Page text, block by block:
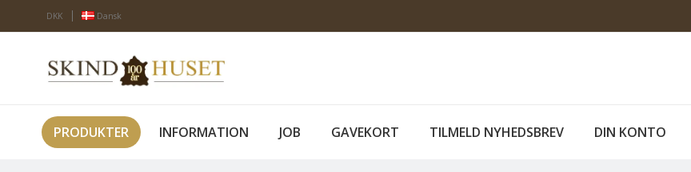
DKK Dansk
PRODUKTER INFORMATION JOB GAVEKORT TILMELD NYHEDSBREV DIN KONTO